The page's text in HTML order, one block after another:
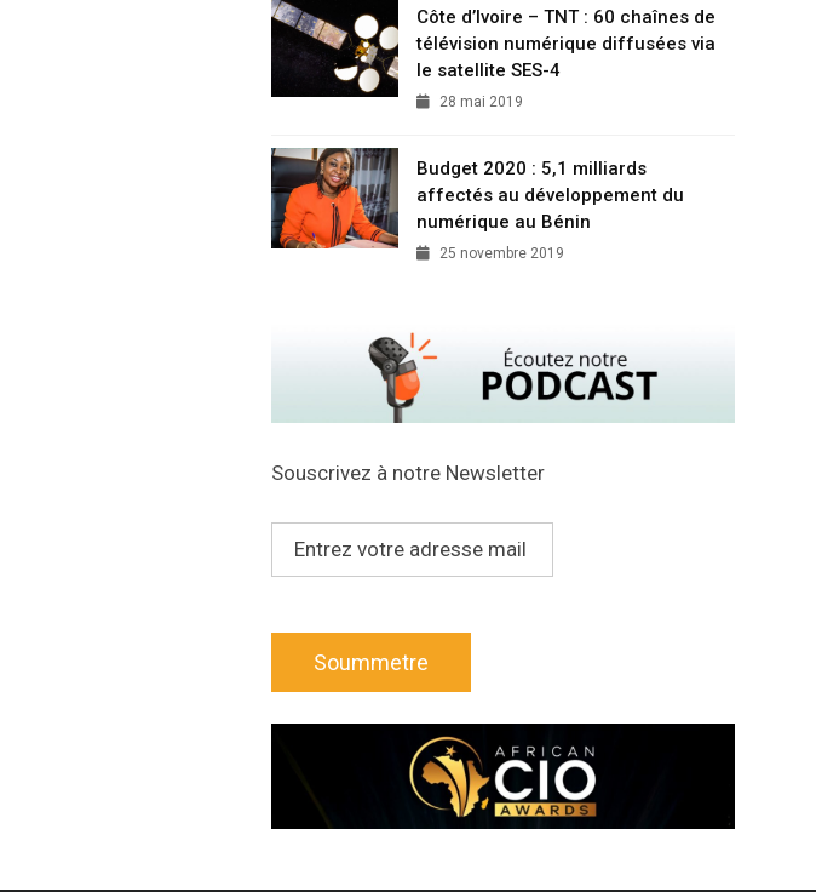
Côte d’Ivoire – TNT : 60 chaînes de
télévision numérique diffusées via
le satellite SES-4
28 mai 2019
Budget 2020 : 5,1 milliards
affectés au développement du
numérique au Bénin
25 novembre 2019
Souscrivez à notre Newsletter